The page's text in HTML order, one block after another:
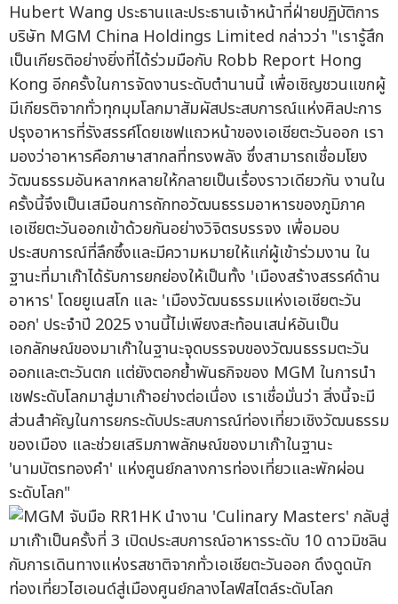
Hubert Wang ประธานและประธานเจ้าหน้าที่ฝ่ายปฏิบัติการ
บริษัท MGM China Holdings Limited กล่าวว่า "เรารู้สึก
เป็นเกียรติอย่างยิ่งที่ได้ร่วมมือกับ Robb Report Hong
Kong อีกครั้งในการจัดงานระดับตำนานนี้ เพื่อเชิญชวนแขกผู้
มีเกียรติจากทั่วทุกมุมโลกมาสัมผัสประสบการณ์แห่งศิลปะการ
ปรุงอาหารที่รังสรรค์โดยเชฟแถวหน้าของเอเชียตะวันออก เรา
มองว่าอาหารคือภาษาสากลที่ทรงพลัง ซึ่งสามารถเชื่อมโยง
วัฒนธรรมอันหลากหลายให้กลายเป็นเรื่องราวเดียวกัน งานใน
ครั้งนี้จึงเป็นเสมือนการถักทอวัฒนธรรมอาหารของภูมิภาค
เอเชียตะวันออกเข้าด้วยกันอย่างวิจิตรบรรจง เพื่อมอบ
ประสบการณ์ที่ลึกซึ้งและมีความหมายให้แก่ผู้เข้าร่วมงาน ใน
ฐานะที่มาเก๊าได้รับการยกย่องให้เป็นทั้ง 'เมืองสร้างสรรค์ด้าน
อาหาร' โดยยูเนสโก และ 'เมืองวัฒนธรรมแห่งเอเชียตะวัน
ออก' ประจำปี 2025 งานนี้ไม่เพียงสะท้อนเสน่ห์อันเป็น
เอกลักษณ์ของมาเก๊าในฐานะจุดบรรจบของวัฒนธรรมตะวัน
ออกและตะวันตก แต่ยังตอกย้ำพันธกิจของ MGM ในการนำ
เชฟระดับโลกมาสู่มาเก๊าอย่างต่อเนื่อง เราเชื่อมั่นว่า สิ่งนี้จะมี
ส่วนสำคัญในการยกระดับประสบการณ์ท่องเที่ยวเชิงวัฒนธรรม
ของเมือง และช่วยเสริมภาพลักษณ์ของมาเก๊าในฐานะ
'นามบัตรทองคำ' แห่งศูนย์กลางการท่องเที่ยวและพักผ่อน
ระดับโลก"